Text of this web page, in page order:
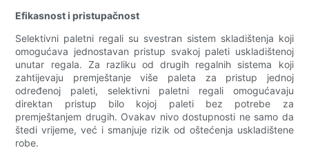
Efikasnost i pristupačnost
Selektivni paletni regali su svestran sistem skladištenja koji
omogućava jednostavan pristup svakoj paleti uskladištenoj
unutar regala. Za razliku od drugih regalnih sistema koji
zahtijevaju premještanje više paleta za pristup jednoj
određenoj paleti, selektivni paletni regali omogućavaju
direktan pristup bilo kojoj paleti bez potrebe za
premještanjem drugih. Ovakav nivo dostupnosti ne samo da
štedi vrijeme, već i smanjuje rizik od oštećenja uskladištene
robe.